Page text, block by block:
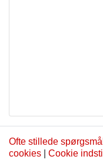
Ofte stillede spørgsmål
cookies
Cookie